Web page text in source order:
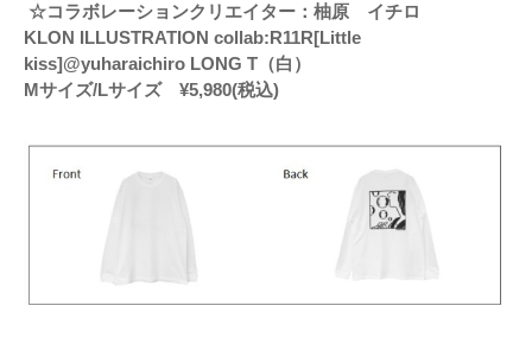
☆コラボレーションクリエイター：柚原 イチロ
KLON ILLUSTRATION collab:R11R[Little
kiss]@yuharaichiro LONG T（白）
Mサイズ/Lサイズ ¥5,980(税込)